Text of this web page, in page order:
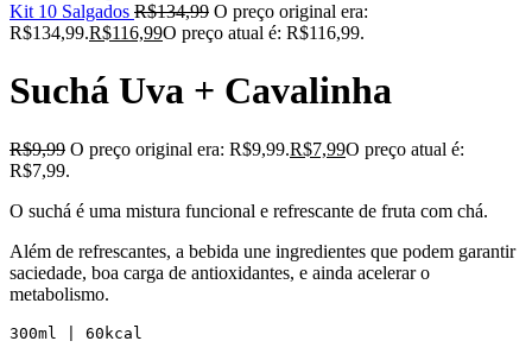
Kit 10 Salgados R$134,99 O preço original era:
R$134,99.R$116,99O preço atual é: R$116,99.
Suchá Uva + Cavalinha
R$9,99 O preço original era: R$9,99.R$7,99O preço atual é:
R$7,99.
O suchá é uma mistura funcional e refrescante de fruta com chá.
Além de refrescantes, a bebida une ingredientes que podem garantir
saciedade, boa carga de antioxidantes, e ainda acelerar o
metabolismo.
300ml | 60kcal